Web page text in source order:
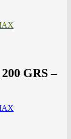
GRS –